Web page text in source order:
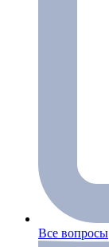
Все вопросы